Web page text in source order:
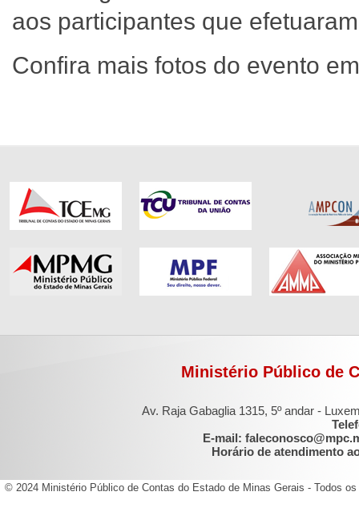
aos participantes que
Confira mais fotos do evento
Ministério Público de
Av. Raja Gabaglia 1315, 5º andar -
E-mail:
Horário de atendimento
© 2024 Ministério Público de Contas do Estado de Minas Gerais - Todos